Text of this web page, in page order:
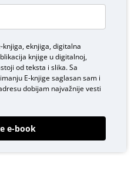
knjiga, eknjiga, digitalna
knjige u digitalnoj,
od teksta i slika. Sa
E-knjigesaglasan sam i
dobijam najvažnije vesti
e-book